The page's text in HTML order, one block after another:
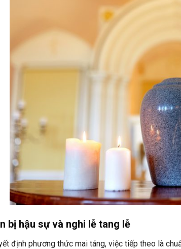
bị hậu sự và nghi lễ tang lễ
định phương thức mai táng, việc tiếp theo là